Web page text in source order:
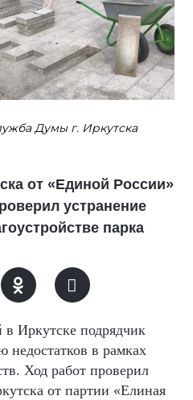
Думы г. Иркутска
от «Единой России»
устранение
парка
Иркутске подрядчик
недостатков в рамках
Ход работ проверил
от партии «Елиная